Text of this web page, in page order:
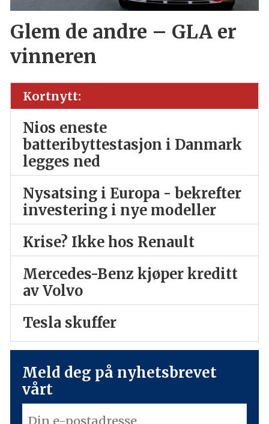
Glem de andre – GLA er
vinneren
Kortnytt:
Nios eneste
batteribyttestasjon i Danmark
legges ned
Nysatsing i Europa - bekrefter
investering i nye modeller
Krise? Ikke hos Renault
Mercedes-Benz kjøper kreditt
av Volvo
Tesla skuffer
Meld deg på nyhetsbrevet
vårt